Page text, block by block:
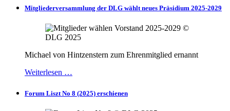
Mitgliederversammlung der DLG wählt neues Präsidium 2025-2029
Michael von Hintzenstern zum Ehrenmitglied ernannt
Weiterlesen …
Forum Liszt No 8 (2025) erschienen